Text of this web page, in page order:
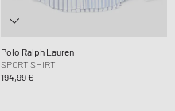
Polo Ralph Lauren
SPORT SHIRT
194,99 €